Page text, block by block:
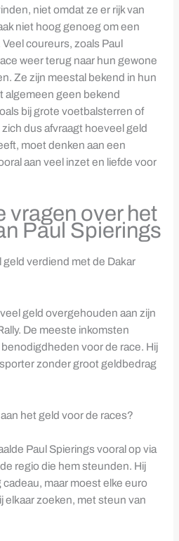
niet omdat ze er rijk van
niet hoog genoeg om een
coureurs, zoals Paul
weer terug naar hun gewone
Ze zijn meestal bekend in hun
algemeen geen bekend
bij grote voetbalsterren of
dus afvraagt hoeveel geld
moet denken aan een
aan veel inzet en liefde voor
vragen over het
Paul Spierings
verdiend met de Dakar
geld overgehouden aan zijn
De meeste inkomsten
voor de race. Hij
zonder groot geldbedrag
het geld voor de races?
Paul Spierings vooral op via
regio die hem steunden. Hij
maar moest elke euro
elkaar zoeken, met steun van